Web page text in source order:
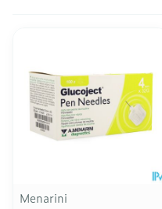
Menarini